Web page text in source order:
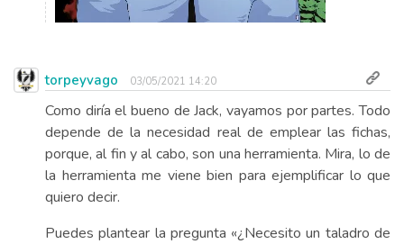
torpeyvago 03/05/2021 14:20
Como diría el bueno de Jack, vayamos por partes. Todo
depende de la necesidad real de emplear las fichas,
porque, al fin y al cabo, son una herramienta. Mira, lo de
la herramienta me viene bien para ejemplificar lo que
quiero decir.
Puedes plantear la pregunta «¿Necesito un taladro de